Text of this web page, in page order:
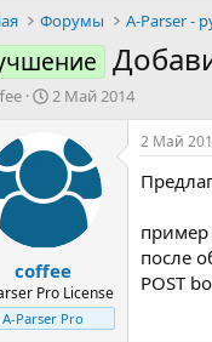
Форумы A-Parser -
Д
а
а
а
л
а
2 Май 2014
coffee
Pro License
A-Parser Pro
2 Май
пример
после
POST